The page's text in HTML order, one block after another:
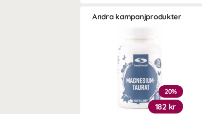
Andra kampanjprodukter
20%
182 kr